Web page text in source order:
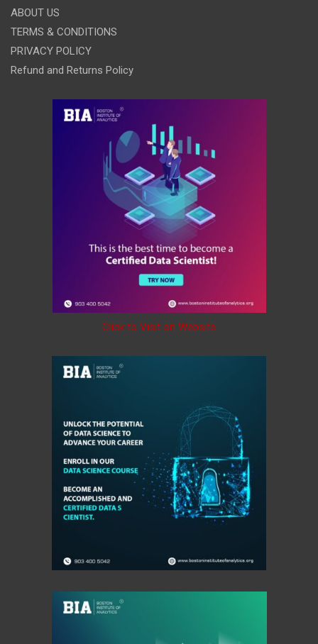
ABOUT US
TERMS & CONDITIONS
PRIVACY POLICY
Refund and Returns Policy
Click to Visit on Website